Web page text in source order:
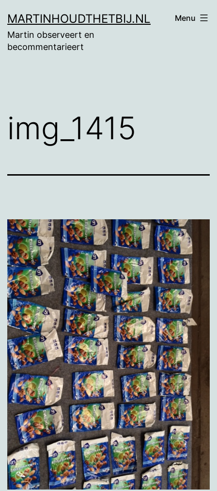
naar
de
MARTINHOUDTHETBIJ.NL
Martin observeert en
becommentarieert
Menu
img_1415